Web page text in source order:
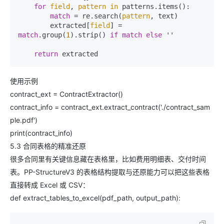
for field , pattern in patterns.items():
match = re.search(pattern, text)
        extracted[
field
match.group(1 ).strip() if match else ''
return
使用示例
contract_ext = ContractExtractor()
contract_info = contract_ext.extract_contract('./contract_sam
ple.pdf')
print(contract_info)
5.3 合同表格的精准还原
很多合同里有关键信息藏在表格里，比如费用明细表、交付时间
表。PP-StructureV3 的表格结构提取与还原能力可以把这些表格
直接转成 Excel 或 CSV：
def extract_tables_to_excel(pdf_path, output_path):